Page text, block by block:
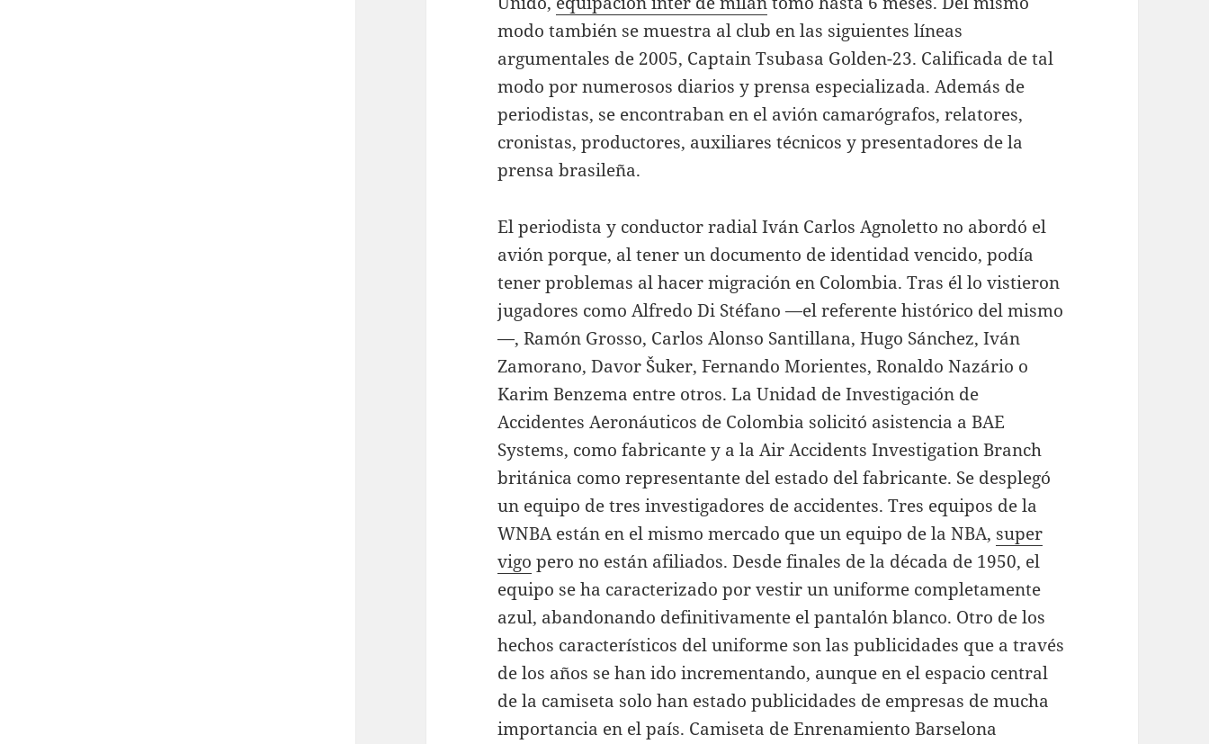
modo también se muestra al club en las siguientes líneas
argumentales de 2005, Captain Tsubasa Golden-23. Calificada de tal
modo por numerosos diarios y prensa especializada. Además de
periodistas, se encontraban en el avión camarógrafos, relatores,
cronistas, productores, auxiliares técnicos y presentadores de la
prensa brasileña.
El periodista y conductor radial Iván Carlos Agnoletto no abordó el
avión porque, al tener un documento de identidad vencido, podía
tener problemas al hacer migración en Colombia. Tras él lo vistieron
jugadores como Alfredo Di Stéfano —el referente histórico del mismo
—, Ramón Grosso, Carlos Alonso Santillana, Hugo Sánchez, Iván
Zamorano, Davor Šuker, Fernando Morientes, Ronaldo Nazário o
Karim Benzema entre otros. La Unidad de Investigación de
Accidentes Aeronáuticos de Colombia solicitó asistencia a BAE
Systems, como fabricante y a la Air Accidents Investigation Branch
británica como representante del estado del fabricante. Se desplegó
un equipo de tres investigadores de accidentes. Tres equipos de la
WNBA están en el mismo mercado que un equipo de la NBA, super
vigo pero no están afiliados. Desde finales de la década de 1950, el
equipo se ha caracterizado por vestir un uniforme completamente
azul, abandonando definitivamente el pantalón blanco. Otro de los
hechos característicos del uniforme son las publicidades que a través
de los años se han ido incrementando, aunque en el espacio central
de la camiseta solo han estado publicidades de empresas de mucha
importancia en el país. Camiseta de Enrenamiento Barselona